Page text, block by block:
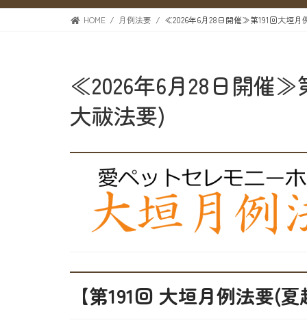
HOME 月例法要 ≪2026年6月28日開催≫第191回大垣月
≪2026年6月28日開催≫
大祓法要)
【第191回 大垣月例法要(